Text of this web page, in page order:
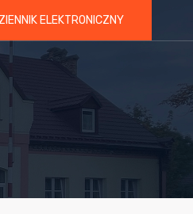
ELEKTRONICZNY